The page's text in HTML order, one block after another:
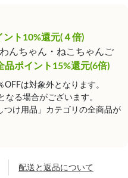
ント10%還元(４倍)
んちゃん・ねこちゃんご
品ポイント15%還元(6倍)
は対象外となります。
る場合がございます。
つけ用品」カテゴリの全商品が
配送と返品について